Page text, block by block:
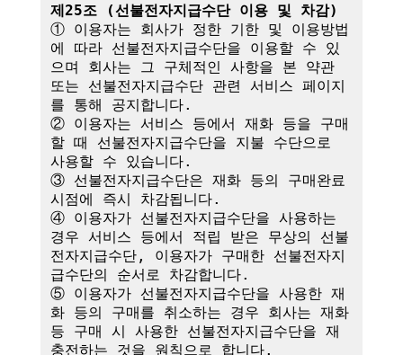
제25조 (선불전자지급수단 이용 및 차감)
① 이용자는 회사가 정한 기한 및 이용방법
에 따라 선불전자지급수단을 이용할 수 있
으며 회사는 그 구체적인 사항을 본 약관
또는 선불전자지급수단 관련 서비스 페이지
를 통해 공지합니다.
② 이용자는 서비스 등에서 재화 등을 구매
할 때 선불전자지급수단을 지불 수단으로
사용할 수 있습니다.
③ 선불전자지급수단은 재화 등의 구매완료
시점에 즉시 차감됩니다.
④ 이용자가 선불전자지급수단을 사용하는
경우 서비스 등에서 적립 받은 무상의 선불
전자지급수단, 이용자가 구매한 선불전자지
급수단의 순서로 차감합니다.
⑤ 이용자가 선불전자지급수단을 사용한 재
화 등의 구매를 취소하는 경우 회사는 재화
등 구매 시 사용한 선불전자지급수단을 재
충전하는 것을 원칙으로 합니다.